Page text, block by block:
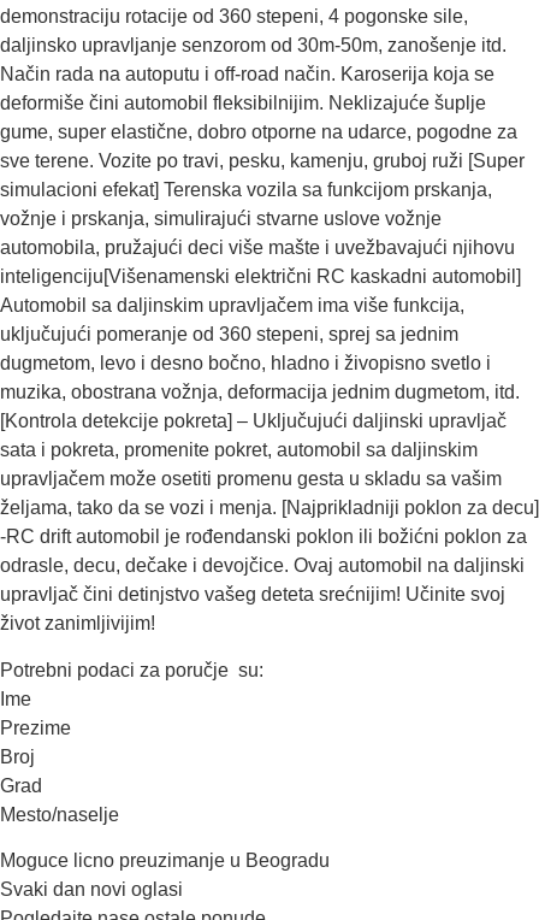
demonstraciju rotacije od 360 stepeni, 4 pogonske sile,
daljinsko upravljanje senzorom od 30m-50m, zanošenje itd.
Način rada na autoputu i ​​off-road način. Karoserija koja se
deformiše čini automobil fleksibilnijim. Neklizajuće šuplje
gume, super elastične, dobro otporne na udarce, pogodne za
sve terene. Vozite po travi, pesku, kamenju, gruboj ruži [Super
simulacioni efekat] Terenska vozila sa funkcijom prskanja,
vožnje i prskanja, simulirajući stvarne uslove vožnje
automobila, pružajući deci više mašte i uvežbavajući njihovu
inteligenciju[Višenamenski električni RC kaskadni automobil]
Automobil sa daljinskim upravljačem ima više funkcija,
uključujući pomeranje od 360 stepeni, sprej sa jednim
dugmetom, levo i desno bočno, hladno i živopisno svetlo i
muzika, obostrana vožnja, deformacija jednim dugmetom, itd.
[Kontrola detekcije pokreta] – Uključujući daljinski upravljač
sata i pokreta, promenite pokret, automobil sa daljinskim
upravljačem može osetiti promenu gesta u skladu sa vašim
željama, tako da se vozi i menja. [Najprikladniji poklon za decu]
-RC drift automobil je rođendanski poklon ili božićni poklon za
odrasle, decu, dečake i devojčice. Ovaj automobil na daljinski
upravljač čini detinjstvo vašeg deteta srećnijim! Učinite svoj
život zanimljivijim!
Potrebni podaci za poručje su:
Ime
Prezime
Broj
Grad
Mesto/naselje
Moguce licno preuzimanje u Beogradu
Svaki dan novi oglasi